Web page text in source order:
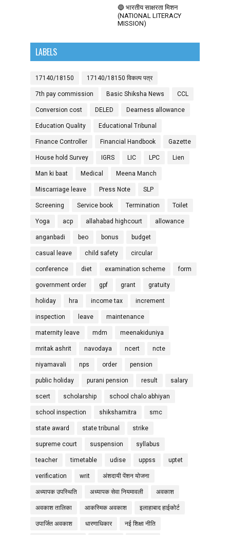
🔵 भारतीय साक्षरता मिशन
(NATIONAL LITERACY
MISSION)
LABELS
17140/18150 17140/18150 विकल्प पत्र
7th pay commission Basic Shiksha News CCL
Conversion cost DELED Dearness allowance
Education Quality Educational Tribunal
Finance Controller Financial Handbook Gazette
House hold Survey IGRS LIC LPC Lien
Man ki baat Medical Meena Manch
Miscarriage leave Press Note SLP
Screening Service book Termination Toilet
Yoga acp allahabad highcourt allowance
anganbadi beo bonus budget
casual leave child safety circular
conference diet examination scheme form
government order gpf grant gratuity
holiday hra income tax increment
inspection leave maintenance
maternity leave mdm meenakiduniya
mritak ashrit navodaya ncert ncte
niyamavali nps order pension
public holiday purani pension result salary
scert scholarship school chalo abhiyan
school inspection shikshamitra smc
state award state tribunal strike
supreme court suspension syllabus
teacher timetable udise uppss uptet
verification writ अंशदायी पेंशन योजना
अध्यापक उपस्थिति अध्यापक सेवा नियमावली अवकाश
अवकाश तालिका आकस्मिक अवकाश इलाहाबाद हाईकोर्ट
उपार्जित अवकाश धारणाधिकार नई शिक्षा नीति